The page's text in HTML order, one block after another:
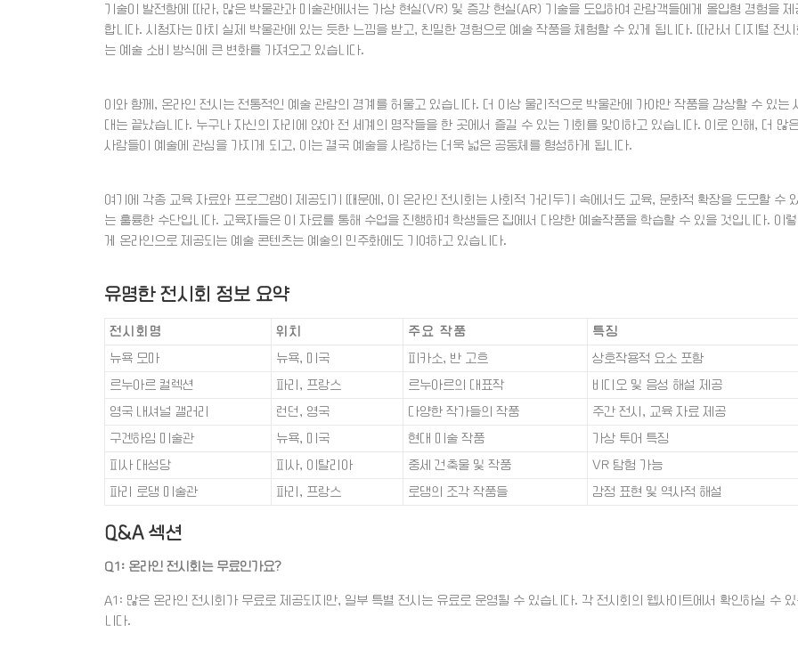
기술이 발전함에 따라, 많은 박물관과 미술관에서는 가상 현실(VR) 및 증강 현실(AR) 기술을 도입하여 관람객들에게 몰입형 경험을 제
합니다. 시청자는 마치 실제 박물관에 있는 듯한 느낌을 받고, 친밀한 경험으로 예술 작품을 체험할 수 있게 됩니다. 따라서 디지털 전
는 예술 소비 방식에 큰 변화를 가져오고 있습니다.
이와 함께, 온라인 전시는 전통적인 예술 관람의 경계를 허물고 있습니다. 더 이상 물리적으로 박물관에 가야만 작품을 감상할 수 있는
대는 끝났습니다. 누구나 자신의 자리에 앉아 전 세계의 명작들을 한 곳에서 즐길 수 있는 기회를 맞이하고 있습니다. 이로 인해, 더 많
사람들이 예술에 관심을 가지게 되고, 이는 결국 예술을 사랑하는 더욱 넓은 공동체를 형성하게 됩니다.
여기에 각종 교육 자료와 프로그램이 제공되기 때문에, 이 온라인 전시회는 사회적 거리두기 속에서도 교육, 문화적 확장을 도모할 수
는 훌륭한 수단입니다. 교육자들은 이 자료를 통해 수업을 진행하며 학생들은 집에서 다양한 예술작품을 학습할 수 있을 것입니다. 이렇
게 온라인으로 제공되는 예술 콘텐츠는 예술의 민주화에도 기여하고 있습니다.
유명한 전시회 정보 요약
전시회명 위치 주요 작품
특징
뉴욕 모마
뉴욕, 미국 피카소, 반 고흐
상호작용적 요소 포함
르누아르 컬렉션
파리, 프랑스 르누아르의 대표작
비디오 및 음성 해설 제공
영국 내셔널 갤러리
런던, 영국 다양한 작가들의 작품
주간 전시, 교육 자료 제공
구겐하임 미술관
뉴욕, 미국 현대 미술 작품
가상 투어 특징
피사 대성당
피사, 이탈리아 중세 건축물 및 작품
VR 탐험 가능
파리 로댕 미술관
파리, 프랑스 로댕의 조각 작품들 감정 표현 및 역사적 해설
Q&A 섹션
Q1: 온라인 전시회는 무료인가요?
A1: 많은 온라인 전시회가 무료로 제공되지만, 일부 특별 전시는 유료로 운영될 수 있습니다. 각 전시회의 웹사이트에서 확인하실 수
니다.